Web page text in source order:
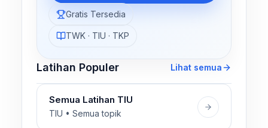
Gratis Tersedia
TWK · TIU · TKP
Latihan Populer Lihat semua
Semua Latihan TIU
TIU • Semua topik